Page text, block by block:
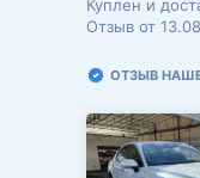
Куплен и
Отзыв от
ОТЗЫВ